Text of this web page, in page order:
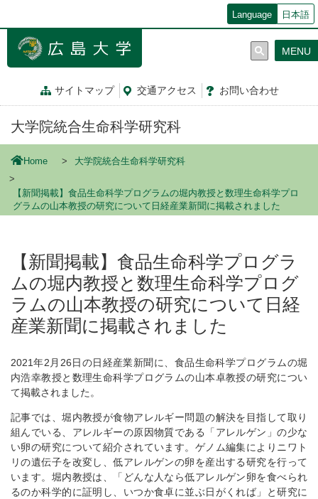
ン
Language 日本語
サイトマップ 交通アクセス お問い合わせ
MENU
大学院統合生命科学研究科
Home 大学院統合生命科学研究科
【新聞掲載】食品生命科学プログラムの堀内教授と数理生命科学プロ
グラムの山本教授の研究について日経産業新聞に掲載されました
【新聞掲載】食品生命科学プログラ
ムの堀内教授と数理生命科学プログ
ラムの山本教授の研究について日経
産業新聞に掲載されました
2021年2月26日の日経産業新聞に、食品生命科学プログラムの堀
内浩幸教授と数理生命科学プログラムの山本卓教授の研究につい
て掲載されました。
記事では、堀内教授が食物アレルギー問題の解決を目指して取り
組んでいる、アレルギーの原因物質である「アレルゲン」の少な
い卵の研究について紹介されています。ゲノム編集によりニワト
リの遺伝子を改変し、低アレルゲンの卵を産出する研究を行って
います。堀内教授は、「どんな人なら低アレルゲン卵を食べられ
るのか科学的に証明し、いつか食卓に並ぶ日がくれば」と研究に